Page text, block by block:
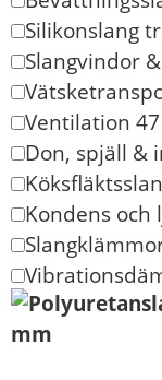
Silikonslang
Slangvindor
Ventilation 47
Don, spjäll &
Kondens